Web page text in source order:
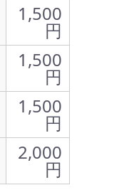
1,500
円
1,500
円
1,500
円
2,000
円